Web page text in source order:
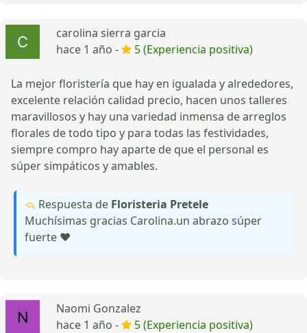
carolina sierra garcia
hace 1 año -
5 (Experiencia positiva)
La mejor floristería que hay en igualada y alrededores,
excelente relación calidad precio, hacen unos talleres
maravillosos y hay una variedad inmensa de arreglos
florales de todo tipo y para todas las festividades,
siempre compro hay aparte de que el personal es
súper simpáticos y amables.
Respuesta de Floristeria Pretele
Muchísimas gracias Carolina.un abrazo súper
fuerte ♥
Naomi Gonzalez
hace 1 año -
5 (Experiencia positiva)